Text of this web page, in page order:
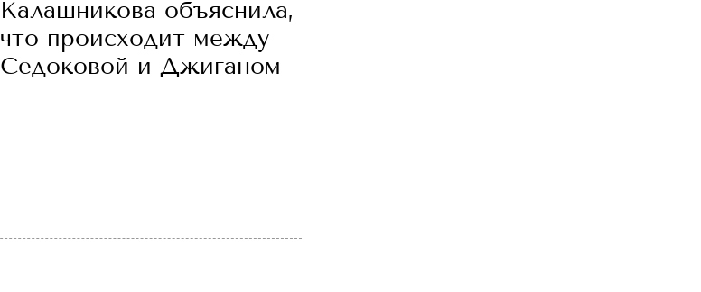
Калашникова объяснила,
что происходит между
Седоковой и Джиганом